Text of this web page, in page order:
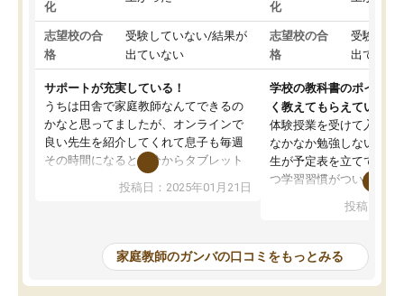
化
志望校の合
格
受験していない/結果が
出ていない
サポートが充実している！
うちは田舎で家庭教師なんてできるの
かなと思ってましたが、オンラインで
良い先生を紹介してくれて息子も毎週
その時間になると自分からタブレット
を開いてzoomを繋げるようになりまし
た！5科目なんでもOKなのもとても気
めて1年ほどだった今では平均点以上の
科目が増えてきました！あと1年受験ま
であるので無料の週末教室を使用しな
投稿日：2025年01月21日
化
志望校の合
格
受験して
出ていな
学校の教科書のポイント
く教えてもらえている
体験授業を受けて入塾し
なかなか勉強しない息子
生が予定表を立ててくれ
つ学習習慣がついてきま
指導が無い日も予定表
問できるのでとても助か
投稿日：
家庭教師のガンバの口コミをもっとみる